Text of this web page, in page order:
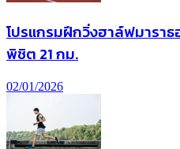
โปรแกรมฝึกวิ่งฮาล์ฟมารา
พิชิต 21 กม.
02/01/2026